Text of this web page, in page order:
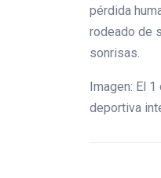
pérdida
rodeado de
sonrisas.
Imagen: El
deportiva